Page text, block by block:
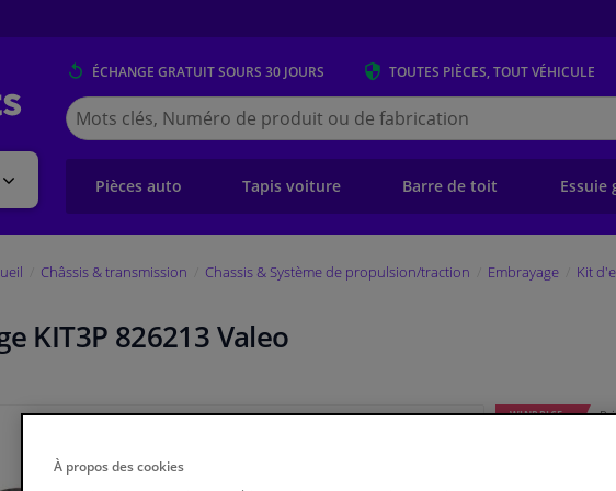
ÉCHANGE GRATUITSOURS 30 JOURS TOUTES PIÈCES, TOUT VÉHICULE
Chercher
Winparts.be
(Wallonie)
Pièces auto Tapis voiture Barre de toit Essuie
Châssis & transmission Chassis & Système de propulsion/traction Embrayage Kit
KIT3P 826213 Valeo
WINPRICE
À propos des cookies